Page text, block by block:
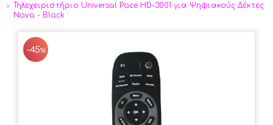
Τηλεχειριστήριο Universal Pace HD-3001 για Ψηφιακούς Δέκτες
Nova - Black
-45%